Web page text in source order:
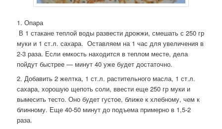
1. Опара
В 1 стакане теплой воды развести дрожжи, смешать с 250 гр
муки и 1 ст.л. сахара. Оставляем на 1 час для увеличения в
2-3 раза. Если емкость находится в теплом месте, дела
пойдут быстрее — минут 40 уже будет достаточно.
2. Добавить 2 желтка, 1 ст.л. растительного масла, 1 ст.л.
сахара, хорошую щепоть соли, ввести еще 250 гр муки и
вымесить тесто. Оно будет густое, ближе к хлебному, чем к
блинному. Еще 40-50 минут до подъема примерно в 1,5-2
раза.